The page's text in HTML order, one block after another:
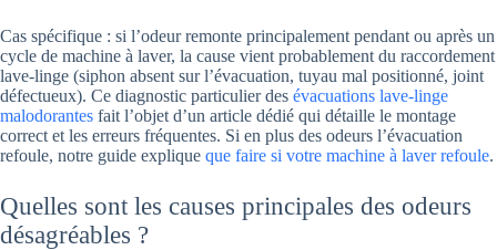
Cas spécifique : si l’odeur remonte principalement pendant ou après un
cycle de machine à laver, la cause vient probablement du raccordement
lave-linge (siphon absent sur l’évacuation, tuyau mal positionné, joint
défectueux). Ce diagnostic particulier des évacuations lave-linge
malodorantes fait l’objet d’un article dédié qui détaille le montage
correct et les erreurs fréquentes. Si en plus des odeurs l’évacuation
refoule, notre guide explique que faire si votre machine à laver refoule.
Quelles sont les causes principales des odeurs
désagréables ?